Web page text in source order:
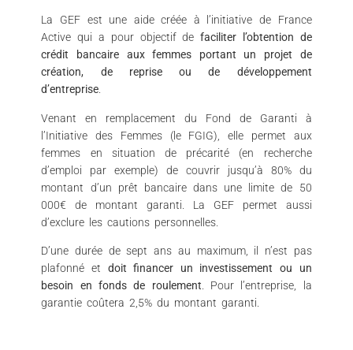
La GEF est une aide créée à l’initiative de France
Active qui a pour objectif defaciliter l’obtention de
crédit bancaire aux femmes portant un projet de
création, de reprise ou de développement
d’entreprise.
Venant en remplacement du Fond de Garanti à
l’Initiative des Femmes (le FGIG), elle permet aux
femmes en situation de précarité (en recherche
d’emploi par exemple) de couvrir jusqu’à 80% du
montant d’un prêt bancaire dans une limite de 50
000€ de montant garanti. La GEF permet aussi
d’exclure les cautions personnelles.
D’une durée de sept ans au maximum, il n’est pas
plafonné et doit financer un investissement ou un
besoin en fonds de roulement . Pour l’entreprise, la
garantie coûtera 2,5% du montant garanti.